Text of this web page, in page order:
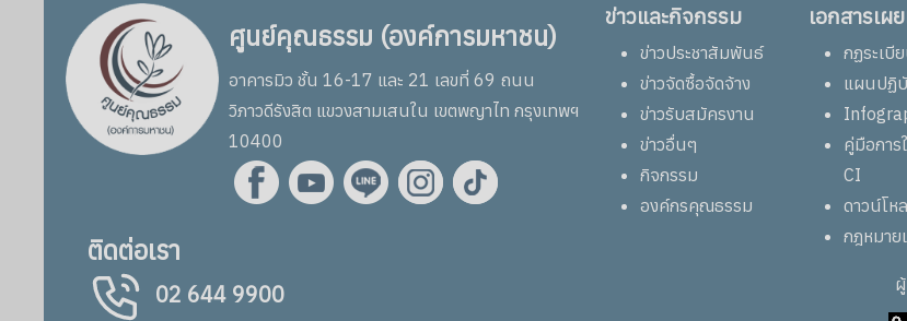
ศูนย์คุณธรรม (องค์การมหาชน)
อาคารมิว ชั้น 16-17 และ 21 เลขที่ 69 ถนน
วิภาวดีรังสิต แขวงสามเสนใน เขตพญาไท กรุงเทพฯ
10400
ติดต่อเรา
02 644 9900
ข่าวและกิจกรรม
ข่าวประชาสัมพันธ์
ข่าวจัดซื้อจัดจ้าง
ข่าวรับสมัครงาน
ข่าวอื่นๆ
กิจกรรม
องค์กรคุณธรรม
เอกสารเผ
กฏระเบี
แผนปฏิ
คู่มือกา
CI
ดาวน์โ
กฎหมาย